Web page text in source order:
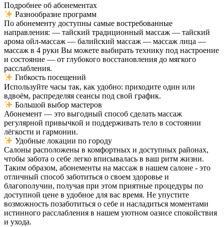
Подробнее об абонементах
Разнообразие программ
По абонементу доступны самые востребованные
направления: — тайский традиционный массаж — тайский
арома ойл-массаж — балийский массаж — массаж лица —
массаж в 4 руки Вы можете выбирать технику под настроение
и состояние — от глубокого восстановления до мягкого
расслабления.
Гибкость посещений
Используйте часы так, как удобно: приходите один или
вдвоём, распределяя сеансы под свой график.
Большой выбор мастеров
Абонемент — это выгодный способ сделать массаж
регулярной привычкой и поддерживать тело в состоянии
лёгкости и гармонии.
Удобные локации по городу
Салоны расположены в комфортных и доступных районах,
чтобы забота о себе легко вписывалась в ваш ритм жизни.
Таким образом, абонементы на массаж в нашем салоне - это
отличный способ заботиться о своем здоровье и
благополучии, получая при этом приятные процедуры по
доступной цене в удобное для вас время. Не упустите
возможность позаботиться о себе и насладиться моментами
истинного расслабления в нашем уютном оазисе спокойствия
и ухода.